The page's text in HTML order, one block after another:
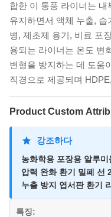
합한 이 통풍 라이너는
유지하면서 액체 누출,
병, 제초제 용기, 비료 포
용되는 라이너는 온도 변
변형을 방지하는 데 도움
직경으로 제공되며
Product Custom
강조하다
농화학용 포장용 알루
압력 완화 환기 밀폐 선
누출 방지 엽서판 환기
특징: